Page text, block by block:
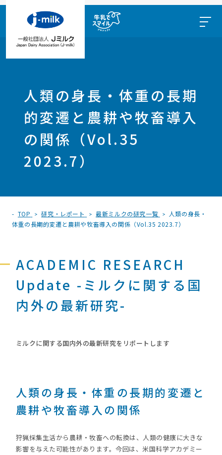
人類の身長・体重の長期
的変遷と農耕や牧畜導入
の関係（Vol.35
2023.7）
TOP 研究・レポート 最新ミルクの研究一覧
人類の身長・
体重の長期的変遷と農耕や牧畜導入の関係（Vol.35 2023.7）
ACADEMIC RESEARCH
Update -ミルクに関する国
内外の最新研究-
ミルクに関する国内外の最新研究をリポートします
人類の身長・体重の長期的変遷と
農耕や牧畜導入の関係
狩猟採集生活から農耕・牧畜への転換は、人類の健康に大きな
影響を与えた可能性があります。今回は、米国科学アカデミー